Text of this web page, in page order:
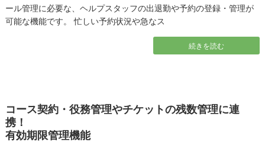
ール管理に必要な、ヘルプスタッフの出退勤や予約の登録・管理が
可能な機能です。 忙しい予約状況や急なス
続きを読む
コース契約・役務管理やチケットの残数管理に連
携！
有効期限管理機能